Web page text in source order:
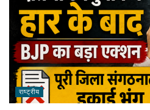
राष्ट्रीय